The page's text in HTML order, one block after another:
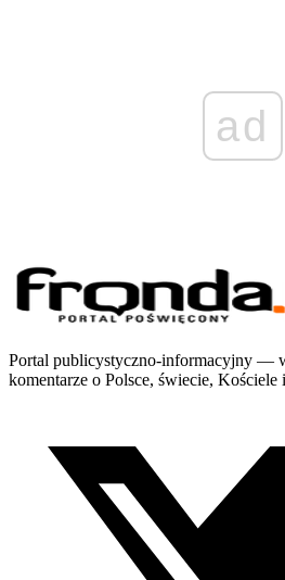
ad
Portal publicystyczno-informacyjny —
komentarze o Polsce, świecie,